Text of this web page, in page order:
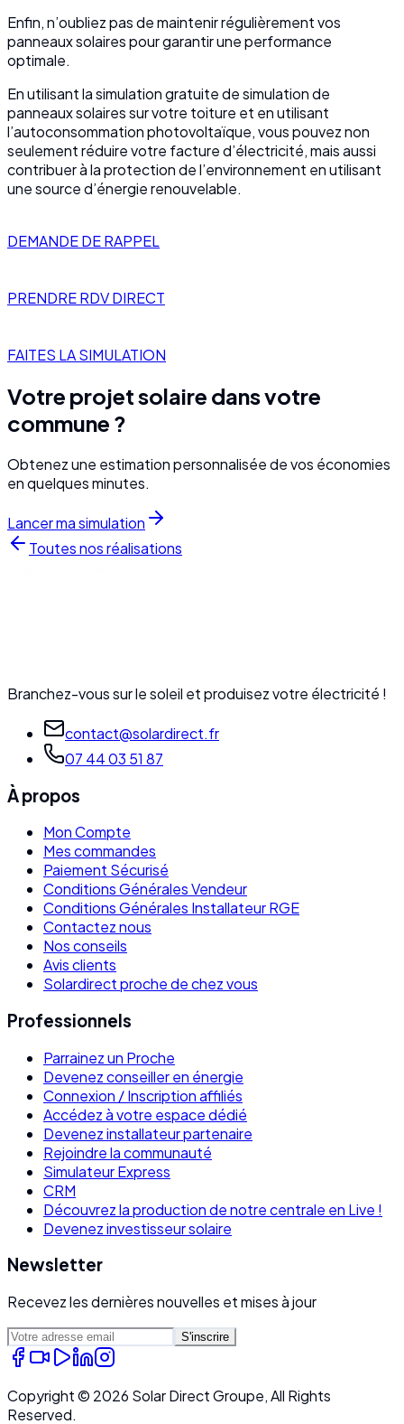
Enfin, n’oubliez pas de maintenir régulièrement vos
panneaux solaires pour garantir une performance
optimale.
En utilisant la simulation gratuite de simulation de
panneaux solaires sur votre toiture et en utilisant
l’autoconsommation photovoltaïque, vous pouvez non
seulement réduire votre facture d’électricité, mais aussi
contribuer à la protection de l’environnement en utilisant
une source d’énergie renouvelable.
DEMANDE DE RAPPEL
PRENDRE RDV DIRECT
FAITES LA SIMULATION
Votre projet solaire dans votre
commune ?
Obtenez une estimation personnalisée de vos économies
en quelques minutes.
Lancer ma simulation
Toutes nos réalisations
Branchez-vous sur le soleil et produisez votre électricité !
contact@solardirect.fr
07 44 03 51 87
À propos
Mon Compte
Mes commandes
Paiement Sécurisé
Conditions Générales Vendeur
Conditions Générales Installateur RGE
Contactez nous
Nos conseils
Avis clients
Solardirect proche de chez vous
Professionnels
Parrainez un Proche
Devenez conseiller en énergie
Connexion / Inscription affiliés
Accédez à votre espace dédié
Devenez installateur partenaire
Rejoindre la communauté
Simulateur Express
CRM
Découvrez la production de notre centrale en Live !
Devenez investisseur solaire
Newsletter
Recevez les dernières nouvelles et mises à jour
S'inscrire
Copyright © 2026 Solar Direct Groupe, All Rights
Reserved.